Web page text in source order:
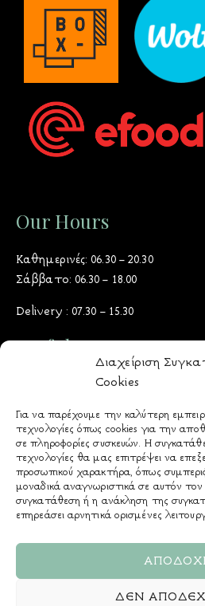
Διαχείριση
Cookies
Για να παρέχουμε την καλύτερη
τεχνολογίες όπως cookies για την
σε πληροφορίες συσκευών. Η
τεχνολογίες θα μας επιτρέψει να
προσωπικού χαρακτήρα, όπως
μοναδικά αναγνωριστικά σε αυτόν
συγκατάθεση ή η ανάκληση της
επηρεάσει αρνητικά ορισμένες
ΔΕΝ
Our Hours
Καθημερινές: 06.30 – 20.30
Σάββατο: 06.30 – 18.00
Delivery : 07.30 – 15.30
Useful Docs
Όροι & Προϋποθέσεις
Πολιτική Προστασίας
Πολιτική Cookies
Τρόποι Πληρωμής
Πολιτική Παράδοσης
& Επιστροφών - Ακυρώσεων
Αλλεργιογόνα